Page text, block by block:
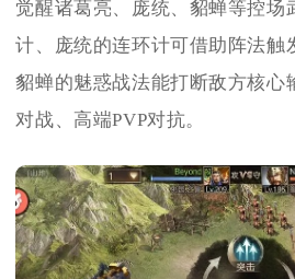
觉醒诸葛亮、庞统、貂蝉等控场
计、庞统的连环计可借助阵法触
貂蝉的魅惑战法能打断敌方核心
对战、高端PVP对抗。